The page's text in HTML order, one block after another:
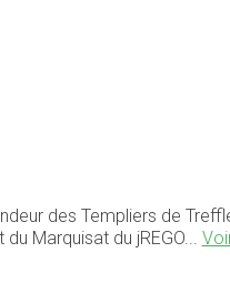
des Templiers de
Marquisat du jREGO...